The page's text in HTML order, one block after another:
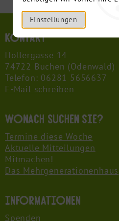
Einstellungen
Kontakt
Hollergasse 14
74722 Buchen (Odenwald)
Telefon: 06281 5656637
E-Mail schreiben
Wonach suchen Sie?
Termine diese Woche
Aktuelle Mitteilungen
Mitmachen!
Das Mehrgenerationenhaus
Informationen
Spenden